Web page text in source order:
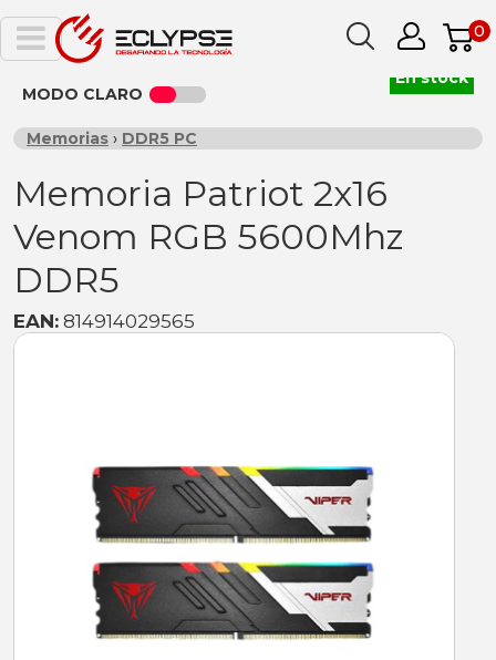
0
MODO CLARO
Memorias › DDR5 PC
Memoria Patriot 2x16
Venom RGB 5600Mhz
DDR5
EAN: 814914029565
En stock